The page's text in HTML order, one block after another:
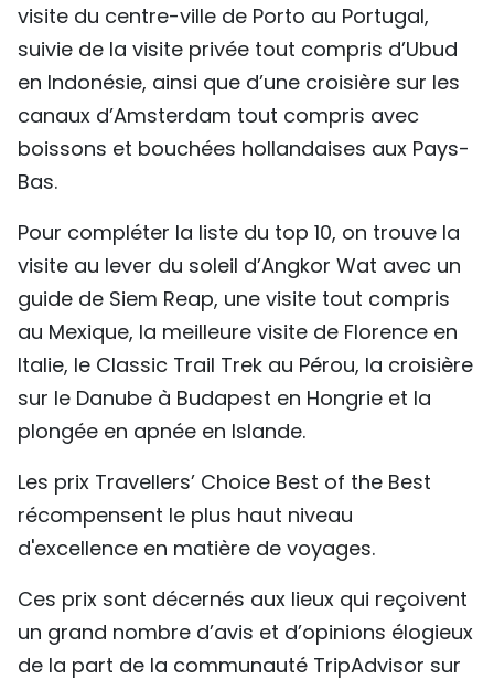
visite du centre-ville de Porto au Portugal,
suivie de la visite privée tout compris d’Ubud
en Indonésie, ainsi que d’une croisière sur les
canaux d’Amsterdam tout compris avec
boissons et bouchées hollandaises aux Pays-
Bas.
Pour compléter la liste du top 10, on trouve la
visite au lever du soleil d’Angkor Wat avec un
guide de Siem Reap, une visite tout compris
au Mexique, la meilleure visite de Florence en
Italie, le Classic Trail Trek au Pérou, la croisière
sur le Danube à Budapest en Hongrie et la
plongée en apnée en Islande.
Les prix Travellers’ Choice Best of the Best
récompensent le plus haut niveau
d'excellence en matière de voyages.
Ces prix sont décernés aux lieux qui reçoivent
un grand nombre d’avis et d’opinions élogieux
de la part de la communauté TripAdvisor sur